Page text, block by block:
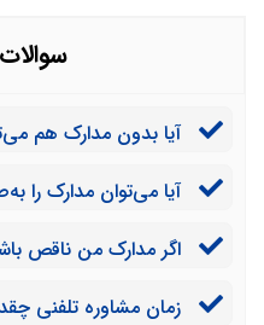
آیا بدون مدارک هم
آیا می‌توان مدارک را به‌صورت عکس یا فایل ارسال کرد؟
اگر مدارک من ناقص
زمان مشاوره تلفنی چقدر است؟